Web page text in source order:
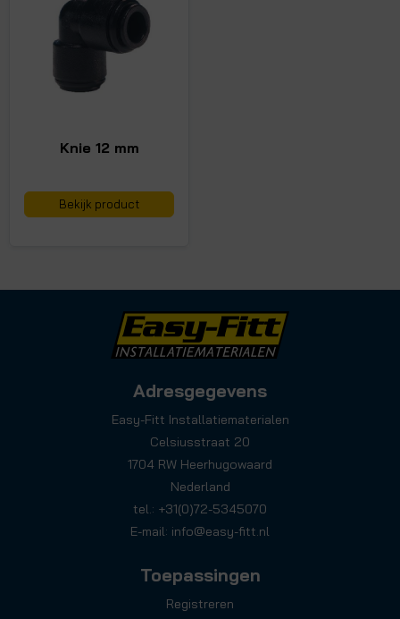
Knie 12 mm
Bekijk product
Adresgegevens
Easy-Fitt Installatiematerialen
Celsiusstraat 20
1704 RW Heerhugowaard
Nederland
tel.: +31(0)72-5345070
E-mail: info@easy-fitt.nl
Toepassingen
Registreren